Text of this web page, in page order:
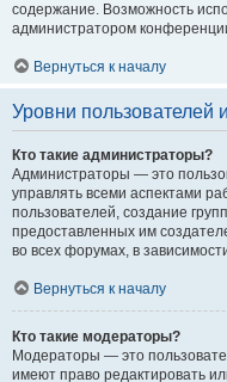
содержание. Возможность
администратором
Вернуться к началу
Уровни пользователей
Кто такие администраторы?
Администраторы — это
управлять всеми аспектами
пользователей, создание
предоставленных им
во всех форумах, в
Вернуться к началу
Кто такие модераторы?
Модераторы — это
имеют право редактировать